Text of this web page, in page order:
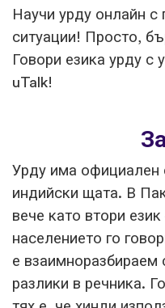
Научи урду онлайн с
ситуации! Просто,
Говори езика урду с
uTalk!
Урду има официален
индийски щата. В
вече като втори
населението го
е взаимноразбираем
разлики в речника.